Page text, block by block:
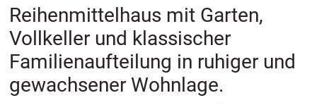
Reihenmittelhaus mit Garten,
Vollkeller und klassischer
Familienaufteilung in ruhiger und
gewachsener Wohnlage.